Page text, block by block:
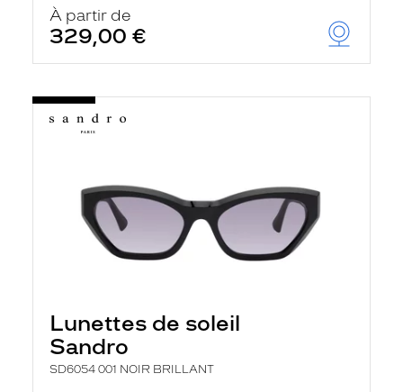
À partir de
329,00 €
Lunettes de soleil
Sandro
SD6054 001 NOIR BRILLANT